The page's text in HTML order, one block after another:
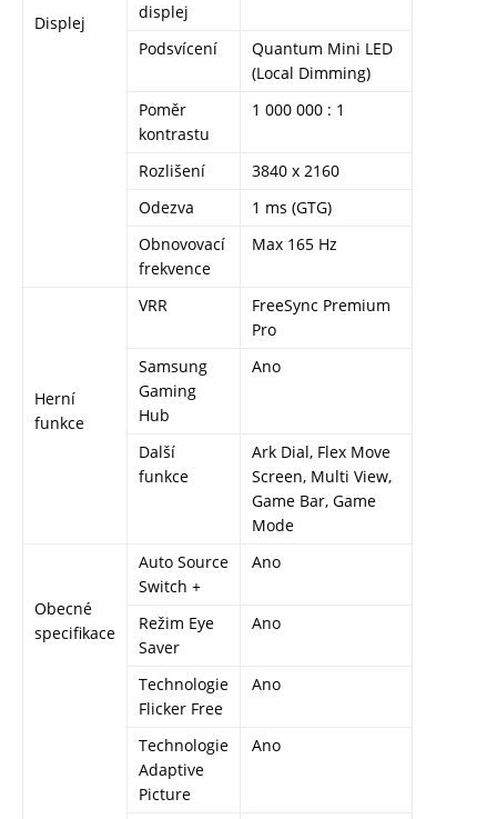
Displej
displej
Podsvícení
Quantum Mini LED
(Local Dimming)
Poměr
kontrastu
1 000 000 : 1
Rozlišení
3840 x 2160
Odezva
1 ms (GTG)
Obnovovací
frekvence
Max 165 Hz
Herní
funkce
VRR
FreeSync Premium
Pro
Samsung
Gaming
Hub
Ano
Další
funkce
Ark Dial, Flex Move
Screen, Multi View,
Game Bar, Game
Mode
Obecné
specifikace
Auto Source
Switch +
Ano
Režim Eye
Saver
Ano
Technologie
Flicker Free
Ano
Technologie
Adaptive
Picture
Ano